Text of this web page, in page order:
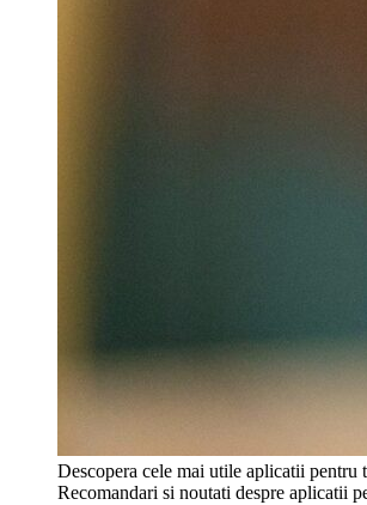
Descopera cele mai utile aplicatii pentru
Recomandari si noutati despre aplicatii